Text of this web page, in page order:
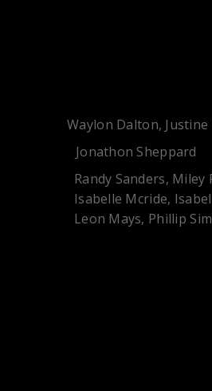
Waylon Dalton, Justine
Jonathon Sheppard
Randy Sanders, Miley
Isabelle Mcride,
Leon Mays, Phillip